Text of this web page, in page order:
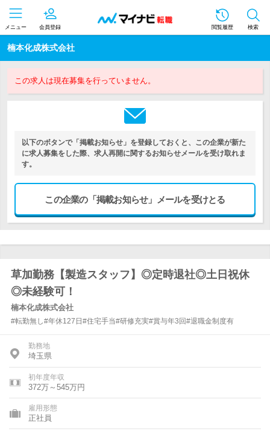
メニュー 会員登録 閲覧履歴 検索
楠本化成株式会社
この求人は現在募集を行っていません。
以下のボタンで「掲載お知らせ」を登録しておくと、この企業が新た
に求人募集をした際、求人再開に関するお知らせメールを受け取れま
す。
この企業の「掲載お知らせ」メールを受けとる
草加勤務【製造スタッフ】◎定時退社◎土日祝休
◎未経験可！
楠本化成株式会社
#転勤無し#年休127日#住宅手当#研修充実#賞与年3回#退職金制度有
勤務地
埼玉県
初年度年収
372万～545万円
雇用形態
正社員